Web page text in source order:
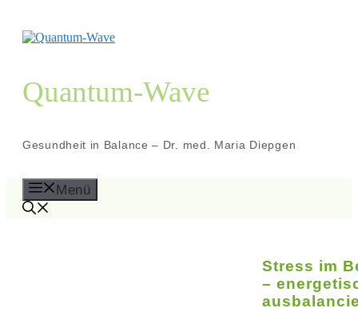
springen
Quantum-Wave
Gesundheit in Balance – Dr. med. Maria Diepgen
Menü
Stress im
–